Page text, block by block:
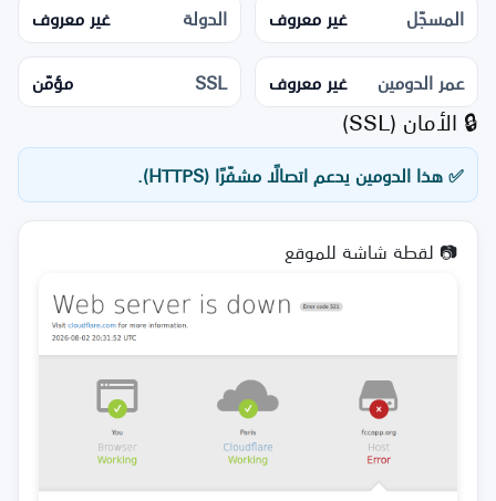
المسجّل
غير معروف الدولة
غير معروف
عمر الدومين
غير معروف SSL مؤمّن
🔒 الأمان (SSL)
✅ هذا الدومين يدعم اتصالًا مشفّرًا (HTTPS).
📷 لقطة شاشة للموقع